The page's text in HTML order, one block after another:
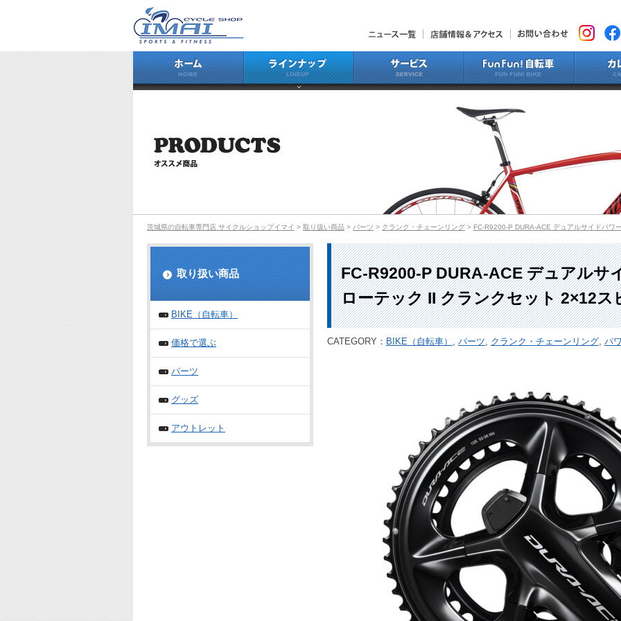
ニュース一覧 店舗情報&アクセスお問い合わ
ホーム ラインナップ サービス Fun Fun!
茨城県の自転車専門店 サイクルショップイマイ > 取り扱い商品 > パーツ > クランク・チェーンリング > FC-R9200-P DURA-ACE デュアルサイドパワ
FC-R9200-P DURA-ACE デュアルサ
ローテック II クランクセット 2×12ス
CATEGORY： BIKE（自転車） , パーツ, クランク・チェーンリング, パ
取り扱い商品
BIKE（自転車）
価格で選ぶ
パーツ
グッズ
アウトレット